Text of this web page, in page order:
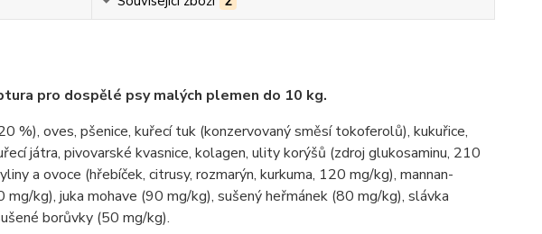
pro dospělé psy malých plemen do 10 kg.
%), oves, pšenice, kuřecí tuk (konzervovaný směsí tokoferolů), kukuřice,
játra, pivovarské kvasnice, kolagen, ulity korýšů (zdroj glukosaminu, 210
a ovoce (hřebíček, citrusy, rozmarýn, kurkuma, 120 mg/kg), mannan-
kg), juka mohave (90 mg/kg), sušený heřmánek (80 mg/kg), slávka
borůvky (50 mg/kg).